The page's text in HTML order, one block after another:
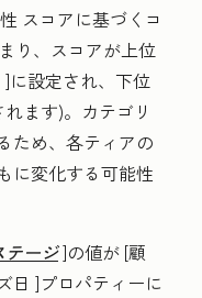
スコアに基づくコ
り、スコアが上位
]に設定され、下位
ます)。カテゴリ
ため、各ティアの
に変化する可能性
テージ]の値が [顧
日 ]プロパティーに